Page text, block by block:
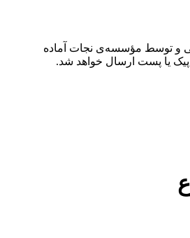
و توسط مؤسسه‌ی نجات آماده
یا پست ارسال خواهد شد.